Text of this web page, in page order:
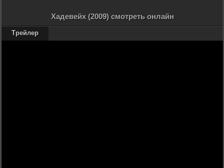
Хадевейх (2009) смотреть онлайн
Трейлер